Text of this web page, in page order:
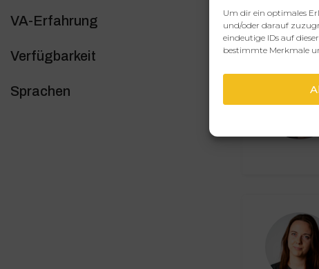
Um dir ein optimales
und/oder darauf
eindeutige IDs auf
bestimmte Merkmale
Datenerfassung
Digitale Produkte
Digitales Marketing
VA-Erfahrung
Verfügbarkeit
Sprachen